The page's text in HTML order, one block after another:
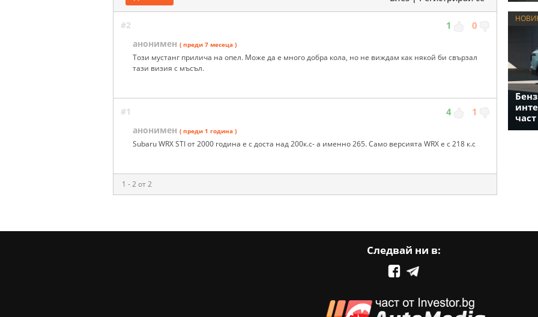
#2 1 0
анонимен ( преди 7 месеца )
Този мустанг прилича на опел. Може да е много добра кола, но не виждам как някой би свързал
тази визия с мъсъл.
#1 4 1
анонимен ( преди 1 година )
Subaru WRX STI от 2000 година е с доста над 200к.с- а именно 265. Само версията WRX е с 218 к.с
1 - 2 от 2
част
Следвай ни в: